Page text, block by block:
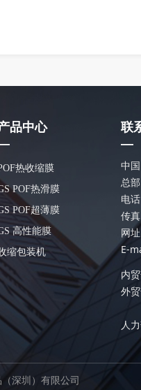
深圳）有限公司
中
总
电
传
网
E-
内
外
人
联
—
品中心
热收缩膜
POF热滑膜
POF超薄膜
高性能膜
缩包装机